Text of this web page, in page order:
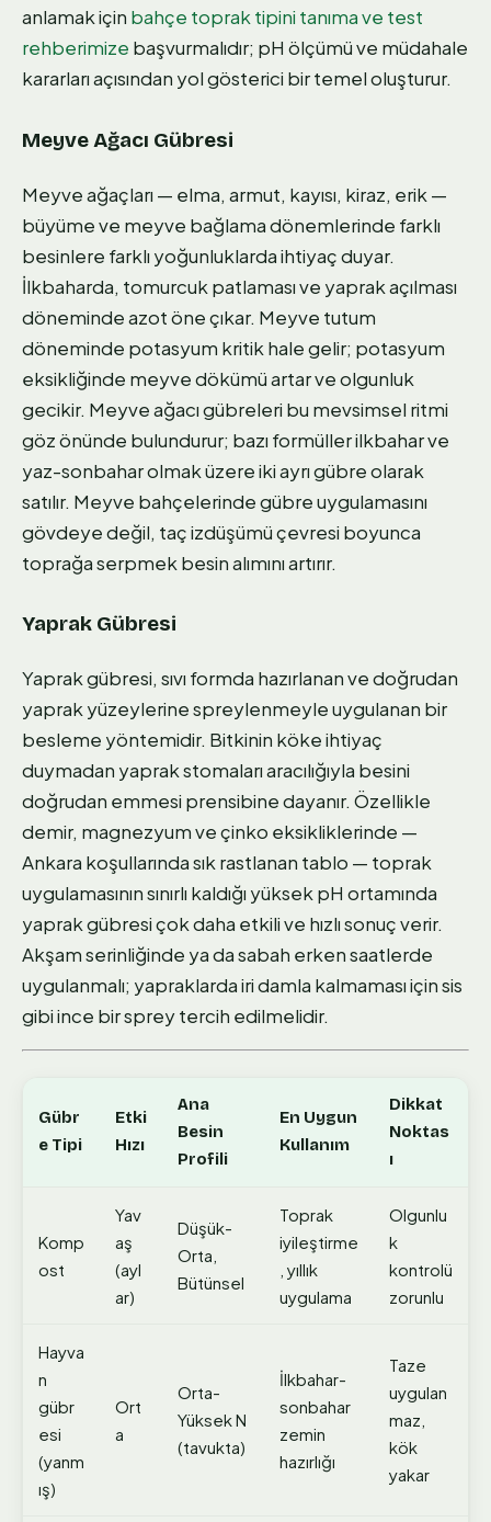
anlamak için bahçe toprak tipini tanıma ve test
rehberimize başvurmalıdır; pH ölçümü ve müdahale
kararları açısından yol gösterici bir temel oluşturur.
Meyve Ağacı Gübresi
Meyve ağaçları — elma, armut, kayısı, kiraz, erik —
büyüme ve meyve bağlama dönemlerinde farklı
besinlere farklı yoğunluklarda ihtiyaç duyar.
İlkbaharda, tomurcuk patlaması ve yaprak açılması
döneminde azot öne çıkar. Meyve tutum
döneminde potasyum kritik hale gelir; potasyum
eksikliğinde meyve dökümü artar ve olgunluk
gecikir. Meyve ağacı gübreleri bu mevsimsel ritmi
göz önünde bulundurur; bazı formüller ilkbahar ve
yaz-sonbahar olmak üzere iki ayrı gübre olarak
satılır. Meyve bahçelerinde gübre uygulamasını
gövdeye değil, taç izdüşümü çevresi boyunca
toprağa serpmek besin alımını artırır.
Yaprak Gübresi
Yaprak gübresi, sıvı formda hazırlanan ve doğrudan
yaprak yüzeylerine spreylenmeyle uygulanan bir
besleme yöntemidir. Bitkinin köke ihtiyaç
duymadan yaprak stomaları aracılığıyla besini
doğrudan emmesi prensibine dayanır. Özellikle
demir, magnezyum ve çinko eksikliklerinde —
Ankara koşullarında sık rastlanan tablo — toprak
uygulamasının sınırlı kaldığı yüksek pH ortamında
yaprak gübresi çok daha etkili ve hızlı sonuç verir.
Akşam serinliğinde ya da sabah erken saatlerde
uygulanmalı; yapraklarda iri damla kalmaması için sis
gibi ince bir sprey tercih edilmelidir.
Gübr
e Tipi
Etki
Hızı
Ana
Besin
Profili
En Uygun
Kullanım
Dikkat
Noktas
ı
Komp
ost
Yav
aş
(ayl
ar)
Düşük-
Orta,
Bütünsel
Toprak
iyileştirme
, yıllık
uygulama
Olgunlu
k
kontrolü
zorunlu
Hayva
n
gübr
esi
(yanm
ış)
Ort
a
Orta-
Yüksek N
(tavukta)
İlkbahar-
sonbahar
zemin
hazırlığı
Taze
uygulan
maz,
kök
yakar